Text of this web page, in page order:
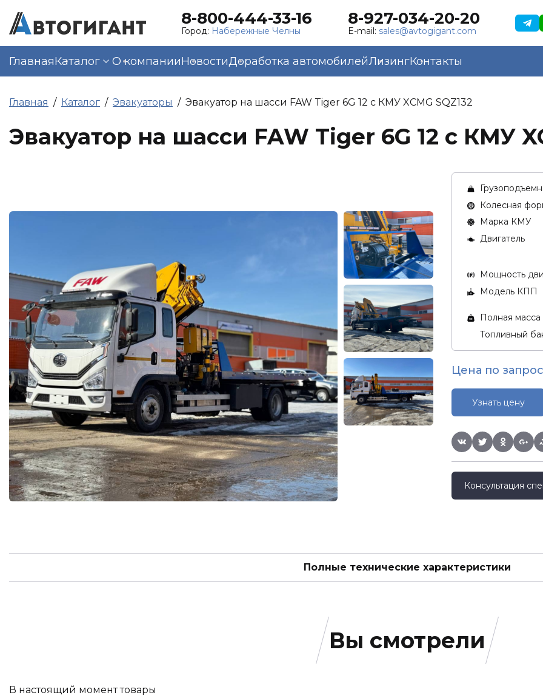
8-800-444-33-16
Город: Набережные Челны
8-927-034-20-20
E-mail: sales@avtogigant.com
ГлавнаяКаталог О компанииНовостиДоработка автомобилейЛизингКонтакты
Главная Каталог Эвакуаторы Эвакуатор на шасси FAW Tiger 6G 12 с КМУ XCMG SQZ132
Эвакуатор на шасси FAW Tiger 6G 12 с КМУ
Колесная
Марка КМУ
Двигатель
Мощность
Модель КПП
Полная масса
Топливный
Цена по
Узнать цену
Консультация
Полные технические характеристики
Вы смотрели
В настоящий момент товары